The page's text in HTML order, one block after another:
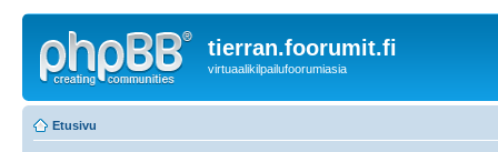
tierran.foorumit.fi
virtuaalikilpailufoorumiasia
Etusivu